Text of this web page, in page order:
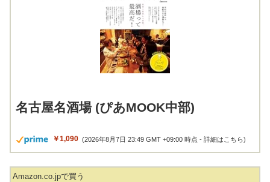
名古屋名酒場 (ぴあMOOK中部)
￥1,090 (2026年8月7日 23:49 GMT +09:00 時点 -詳細はこちら)
Amazon.co.jpで買う